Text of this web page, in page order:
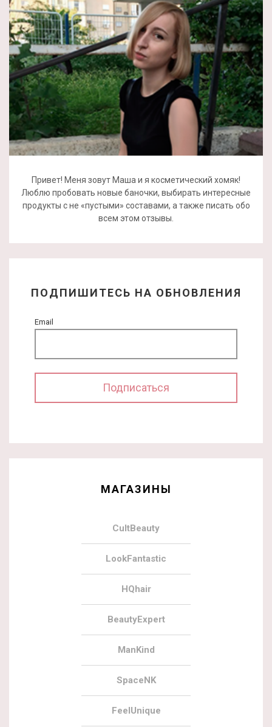
Привет! Меня зовут Маша и я косметический хомяк!
Люблю пробовать новые баночки, выбирать интересные
продукты с не «пустыми» составами, а также писать обо
всем этом отзывы.
ПОДПИШИТЕСЬ НА ОБНОВЛЕНИЯ
Email
МАГАЗИНЫ
CultBeauty
LookFantastic
HQhair
BeautyExpert
ManKind
SpaceNK
FeelUnique